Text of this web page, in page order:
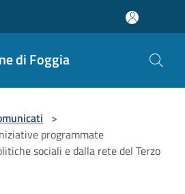
di Foggia
>
programmate
sociali e dalla rete del Terzo